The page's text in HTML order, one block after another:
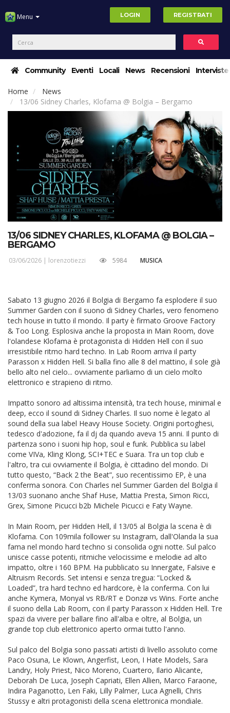
Menu LOGIN REGISTRATI
Community Eventi Locali News Recensioni Interviste
Home
News
13/06 Sidney Charles, Klofama @ Bolgia – Bergamo
13/06 SIDNEY CHARLES, KLOFAMA @ BOLGIA –
BERGAMO
03/06/2026 | lorenzotiezzi 5984 MUSICA
Sabato 13 giugno 2026 il Bolgia di Bergamo fa esplodere il suo
Summer Garden con il suono di Sidney Charles, vero fenomeno
tech house in tutto il mondo. Il party è firmato Groove Factory
& Too Long. Esplosiva anche la proposta in Main Room, dove
l'olandese Klofama è protagonista di Hidden Hell con il suo
irresistibile ritmo hard techno. In Lab Room arriva il party
Parasson x Hidden Hell. Si balla fino alle 8 del mattino, il sole già
bello alto nel cielo... ovviamente parliamo di un cielo molto
elettronico e strapieno di ritmo.
Impatto sonoro ad altissima intensità, tra tech house, minimal e
deep, ecco il sound di Sidney Charles. Il suo nome è legato al
sound della sua label Heavy House Society. Origini portoghesi,
tedesco d'adozione, fa il dj da quando aveva 15 anni. Il punto di
partenza sono i suoni hip hop, soul e funk. Pubblica su label
come VIVa, Kling Klong, SCI+TEC e Suara. Tra un top club e
l'altro, tra cui ovviamente il Bolgia, è cittadino del mondo. Di
tutto questo, “Back 2 the Beat”, suo recentissimo EP, è una
conferma sonora. Con Charles nel Summer Garden del Bolgia il
13/03 suonano anche Shaf Huse, Mattia Presta, Simon Ricci,
Grex, Simone Picucci b2b Michele Picucci e Faty Wayne.
In Main Room, per Hidden Hell, il 13/05 al Bolgia la scena è di
Klofama. Con 109mila follower su Instagram, dall'Olanda la sua
fama nel mondo hard techno si consolida ogni notte. Sul palco
unisce casse potenti, ritmiche velocissime e melodie ad alto
impatto, oltre i 160 BPM. Ha pubblicato su Innergate, Falsive e
Altruism Records. Set intensi e senza tregua: “Locked &
Loaded”, tra hard techno ed hardcore, è la conferma. Con lui
anche Kymera, Monyal vs RB/RT e Donzø vs Wins. Forte anche
il suono della Lab Room, con il party Parasson x Hidden Hell. Tre
spazi da vivere per ballare fino all'alba e oltre, al Bolgia, un
grande top club elettronico aperto ormai tutto l'anno.
Sul palco del Bolgia sono passati artisti di livello assoluto come
Paco Osuna, Le Klown, Angerfist, Leon, I Hate Models, Sara
Landry, Holy Priest, Nico Moreno, Cuartero, Ilario Alicante,
Deborah De Luca, Joseph Capriati, Ellen Allien, Marco Faraone,
Indira Paganotto, Len Faki, Lilly Palmer, Luca Agnelli, Chris
Stussy e altri protagonisti della scena elettronica mondiale.